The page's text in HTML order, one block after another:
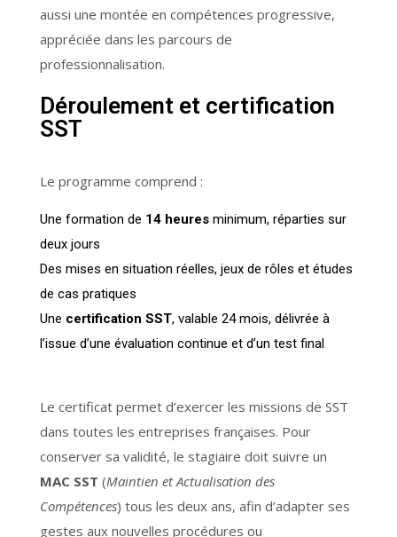
aussi une montée en compétences progressive,
appréciée dans les parcours de
professionnalisation.
Déroulement et certification
SST
Le programme comprend :
Une formation de 14 heures minimum, réparties sur
deux jours
Des mises en situation réelles, jeux de rôles et études
de cas pratiques
Une certification SST, valable 24 mois, délivrée à
l’issue d’une évaluation continue et d’un test final
Le certificat permet d’exercer les missions de SST
dans toutes les entreprises françaises. Pour
conserver sa validité, le stagiaire doit suivre un
MAC SST (Maintien et Actualisation des
Compétences) tous les deux ans, afin d’adapter ses
gestes aux nouvelles procédures ou